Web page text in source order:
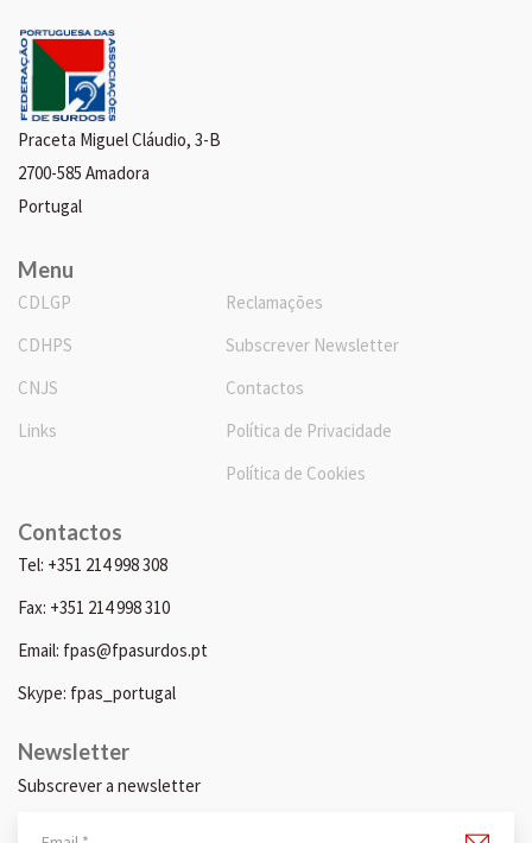
Praceta Miguel Cláudio, 3-B
2700-585 Amadora
Portugal
Menu
CDLGP
CDHPS
CNJS
Links
Reclamações
Subscrever Newsletter
Contactos
Política de Privacidade
Política de Cookies
Contactos
Tel: +351 214 998 308
Fax: +351 214 998 310
Email: fpas@fpasurdos.pt
Skype: fpas_portugal
Newsletter
Subscrever a newsletter